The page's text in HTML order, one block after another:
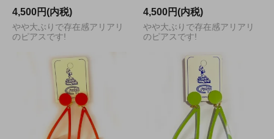
4,500円(内税)
やや大ぶりで存在感アリアリ
のピアスです!
4,500円(内税)
やや大ぶりで存在感アリアリ
のピアスです!